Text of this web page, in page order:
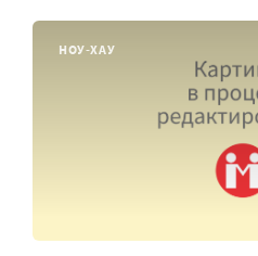
НОУ-ХАУ